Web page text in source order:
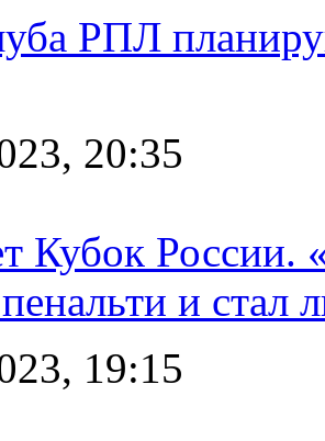
РПЛ
20:35
Кубок России.
и стал
19:15